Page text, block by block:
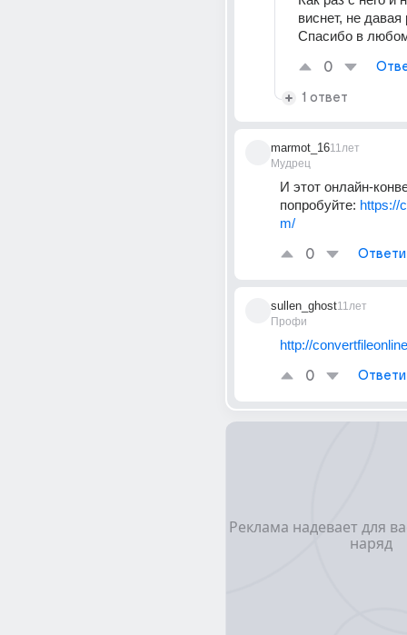
виснет, не давая
Спасибо в
0
1 ответ
marmot_16
Мудрец
11лет
И этот онлайн-
попробуйте: https://
m/
0
sullen_ghost
Профи
11лет
http://
0